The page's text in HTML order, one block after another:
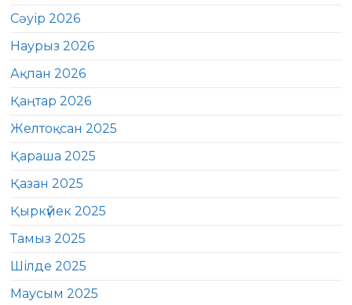
Сәуір 2026
Наурыз 2026
Ақпан 2026
Қаңтар 2026
Желтоқсан 2025
Қараша 2025
Қазан 2025
Қыркүйек 2025
Тамыз 2025
Шілде 2025
Маусым 2025